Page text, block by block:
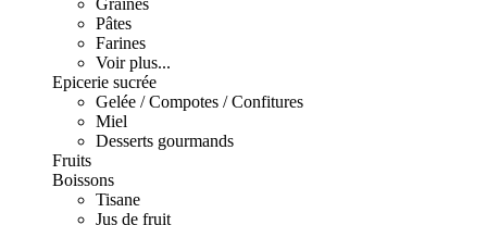
Graines
Pâtes
Farines
Voir plus...
Epicerie sucrée
Gelée / Compotes / Confitures
Miel
Desserts gourmands
Fruits
Boissons
Tisane
Jus de fruit